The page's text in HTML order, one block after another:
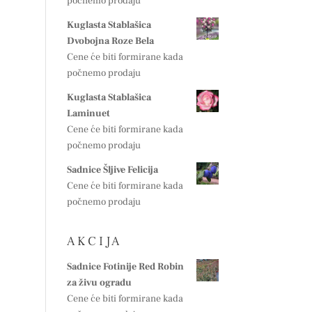
Kuglasta Stablašica
Dvobojna Roze Bela
Cene će biti formirane kada
počnemo prodaju
Kuglasta Stablašica
Laminuet
Cene će biti formirane kada
počnemo prodaju
Sadnice Šljive Felicija
Cene će biti formirane kada
počnemo prodaju
A K C I J A
Sadnice Fotinije Red Robin
za živu ogradu
Cene će biti formirane kada